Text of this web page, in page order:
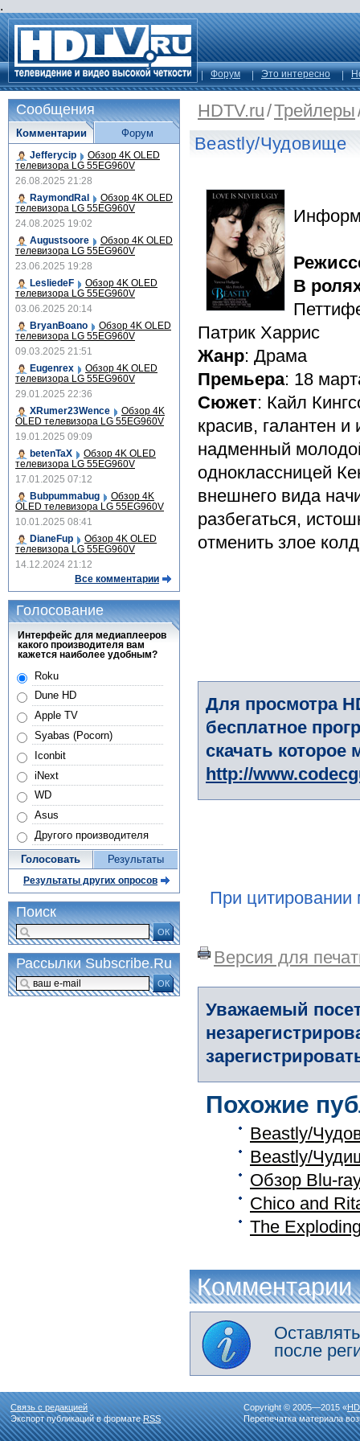
.
Форум Это интересно
HDTV.ru/Трейлеры
Beastly/Чудовище
В
Патрик Харрис
Жанр: Драма
Премьера: 18
Сюжет: Кайл
красив, галантен
надменный
одноклассницей
внешнего вида
разбегаться,
отменить злое
Для просмотра
бесплатное
скачать
http://
При цитировании
Версия для
Уважаемый
Похожие
Beastly/
Beastly/
Обзор Blu-
Chico and
The
Комментарии
после
Сообщения
Комментарии
Jefferycip Обзор 4K OLED
телевизора LG 55EG960V
26.08.2025 21:28
RaymondRal
Обзор 4K OLED
телевизора LG 55EG960V
24.08.2025 19:02
Augustsoore
Обзор 4K OLED
телевизора LG 55EG960V
23.06.2025 19:28
LesliedeF
Обзор 4K OLED
телевизора LG 55EG960V
03.06.2025 20:14
BryanBoano
Обзор 4K OLED
телевизора LG 55EG960V
09.03.2025 21:51
Eugenrex
Обзор 4K OLED
телевизора LG 55EG960V
29.01.2025 22:36
XRumer23Wence
Обзор 4K
OLED телевизора LG 55EG960V
19.01.2025 09:09
betenTaX
Обзор 4K OLED
телевизора LG 55EG960V
17.01.2025 07:12
Bubpummabug
Обзор 4K
OLED телевизора LG 55EG960V
10.01.2025 08:41
DianeFup
Обзор 4K OLED
телевизора LG 55EG960V
14.12.2024 21:12
Все комментарии
Форум
Голосование
Интерфейс для медиаплееров
какого производителя вам
кажется наиболее удобным?
Roku
Dune HD
Apple TV
Syabas (Pocorn)
Iconbit
iNext
WD
Asus
Другого производителя
Голосовать Результаты
Результаты других опросов
Поиск
ОК
Рассылки Subscribe.Ru
ОК
Связь с редакцией
Экспорт публикаций в форматеRSS
Copyright © 2005—2015 «
Перепечатка материала